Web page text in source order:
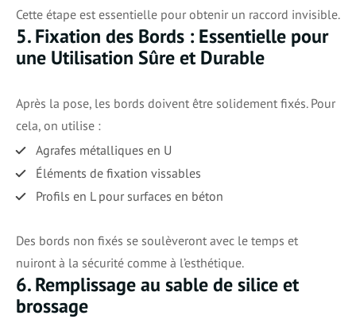
Cette étape est essentielle pour obtenir un raccord invisible.
5. Fixation des Bords : Essentielle pour
une Utilisation Sûre et Durable
Après la pose, les bords doivent être solidement fixés. Pour
cela, on utilise :
Agrafes métalliques en U
Éléments de fixation vissables
Profils en L pour surfaces en béton
Des bords non fixés se soulèveront avec le temps et
nuiront à la sécurité comme à l’esthétique.
6. Remplissage au sable de silice et
brossage